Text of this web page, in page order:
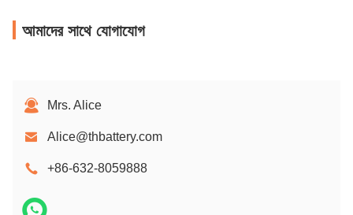
আমাদের সাথে যোগাযোগ
Mrs. Alice
Alice@thbattery.com
+86-632-8059888